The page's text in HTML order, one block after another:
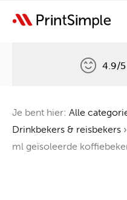
Één boom voor
4.9/5
Je bent hier: Alle
Drinkbekers & reisbekers ›
ml geïsoleerde